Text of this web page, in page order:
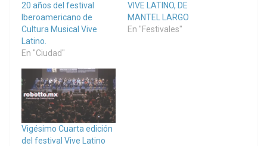
20 años del festival
Iberoamericano de
Cultura Musical Vive
Latino.
En "Ciudad"
VIVE LATINO, DE
MANTEL LARGO
En "Festivales"
Vigésimo Cuarta edición
del festival Vive Latino